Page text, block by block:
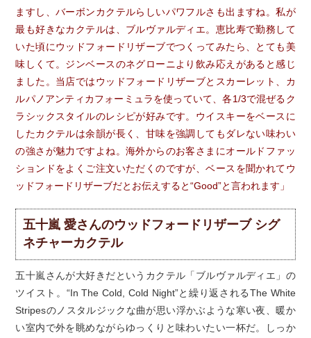
ますし、バーボンカクテルらしいパワフルさも出ますね。私が
最も好きなカクテルは、ブルヴァルディエ。恵比寿で勤務して
いた頃にウッドフォードリザーブでつくってみたら、とても美
味しくて。ジンベースのネグローニより飲み応えがあると感じ
ました。当店ではウッドフォードリザーブとスカーレット、カ
ルパノアンティカフォーミュラを使っていて、各1/3で混ぜるク
ラシックスタイルのレシピが好みです。ウイスキーをベースに
したカクテルは余韻が長く、甘味を強調してもダレない味わい
の強さが魅力ですよね。海外からのお客さまにオールドファッ
ションドをよくご注文いただくのですが、ベースを聞かれてウ
ッドフォードリザーブだとお伝えすると“Good”と言われます」
五十嵐 愛さんのウッドフォードリザーブ シグ
ネチャーカクテル
五十嵐さんが大好きだというカクテル「ブルヴァルディエ」の
ツイスト。“In The Cold, Cold Night”と繰り返されるThe White
Stripesのノスタルジックな曲が思い浮かぶような寒い夜、暖か
い室内で外を眺めながらゆっくりと味わいたい一杯だ。しっか